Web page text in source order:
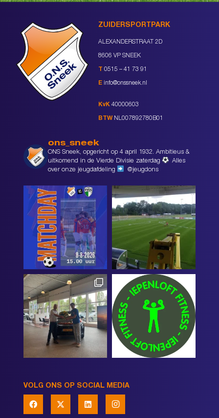
ZUIDERSPORTPARK
ALEXANDERSTRAAT 2D
8606 VP SNEEK
T 0515 – 41 73 91
E info@onssneek.nl
KvK 40000603
BTW NL007892780B01
ons_sneek
ONS Sneek, opgericht op 4 april 1932. Ambitieus &
uitkomend in de Vierde Divisie zaterdag
Alles
over onze jeugdafdeling
@jeugdons
VOLG ONS OP SOCIAL MEDIA